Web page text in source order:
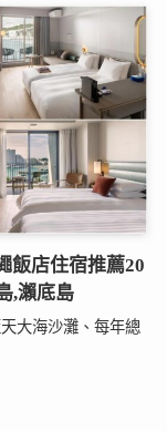
飯店住宿推薦20
,瀨底島
大海沙灘、每年總